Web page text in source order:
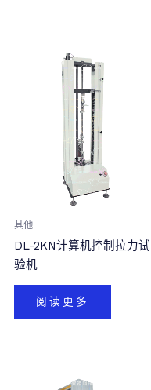
其他
DL-2KN计算机控制拉力试
验机
阅读更多